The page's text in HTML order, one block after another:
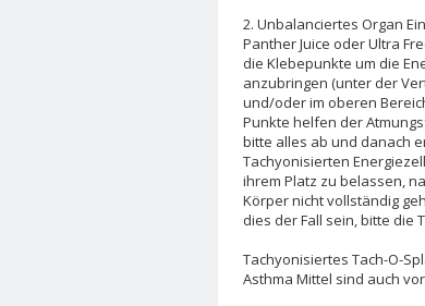
2. Unbalanciertes Organ
Panther Juice oder Ultra
die Klebepunkte um die
anzubringen (unter der
und/oder im oberen
Punkte helfen der
bitte alles ab und danach
Tachyonisierten
ihrem Platz zu belassen,
Körper nicht vollständig
dies der Fall sein, bitte die
Tachyonisiertes Tach-O-
Asthma Mittel sind auch